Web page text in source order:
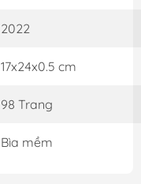
2022
17x24x0.5 cm
98 Trang
Bìa mềm